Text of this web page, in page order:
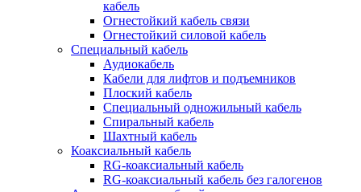
кабель
Огнестойкий кабель связи
Огнестойкий силовой кабель
Специальный кабель
Аудиокабель
Кабели для лифтов и подъемников
Плоский кабель
Специальный одножильный кабель
Спиральный кабель
Шахтный кабель
Коаксиальный кабель
RG-коаксиальный кабель
RG-коаксиальный кабель без галогенов